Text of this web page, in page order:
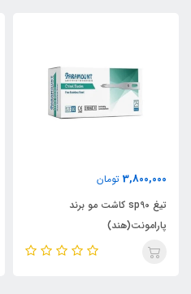
3,800,000 تومان
تیغ sp90 کاشت مو برند
پارامونت(هند)